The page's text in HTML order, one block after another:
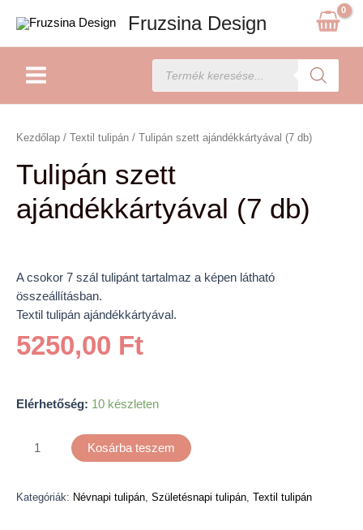
content
Fruzsina Design
Products
search
Kezdőlap / Textil tulipán / Tulipán szett ajándékkártyával (7 db)
Tulipán szett
ajándékkártyával (7 db)
A csokor 7 szál tulipánt tartalmaz a képen látható
összeállításban.
Textil tulipán ajándékkártyával.
5250,00 Ft
Elérhetőség: 10 készleten
szett
(7
db)
mennyiség
Kosárba teszem
Kategóriák: Névnapi tulipán Születésnapi tulipán Textil tulipán